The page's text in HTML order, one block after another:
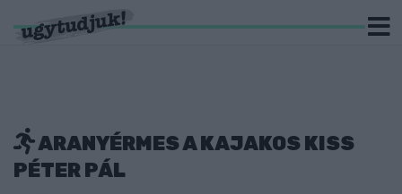
ARANYÉRMES A KAJAKOS KISS
PÉTER PÁL